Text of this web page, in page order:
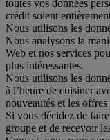
toutes vos données
crédit soient
Nous utilisons les
Nous analysons la
Web et nos services
plus intéressantes.
Nous utilisons les
à l’heure de cuisiner
nouveautés et les offres
Si vous décidez de
groupe et de recevoir